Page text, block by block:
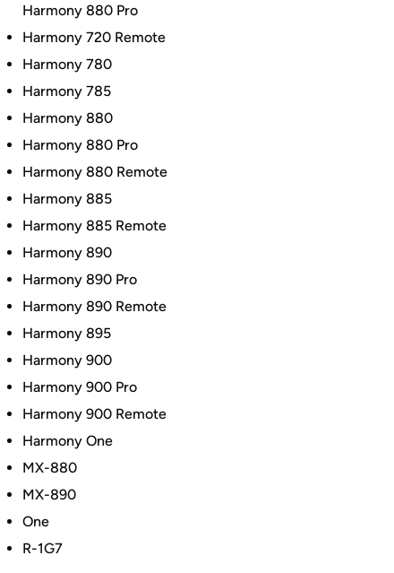
Harmony 880 Pro
Harmony 720 Remote
Harmony 780
Harmony 785
Harmony 880
Harmony 880 Pro
Harmony 880 Remote
Harmony 885
Harmony 885 Remote
Harmony 890
Harmony 890 Pro
Harmony 890 Remote
Harmony 895
Harmony 900
Harmony 900 Pro
Harmony 900 Remote
Harmony One
MX-880
MX-890
One
R-1G7